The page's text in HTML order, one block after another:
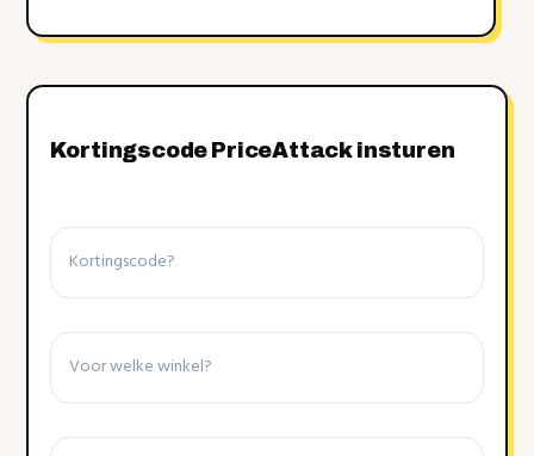
Kortingscode PriceAttack insturen
Kortingscode
Winkel
Details